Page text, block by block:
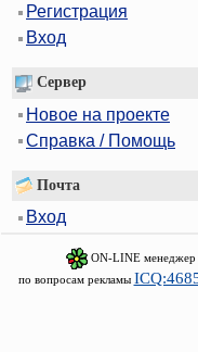
Регистрация
Вход
Сервер
Новое на проекте
Справка / Помощь
Почта
Вход
ON-LINE менеджер
по вопросам рекламы